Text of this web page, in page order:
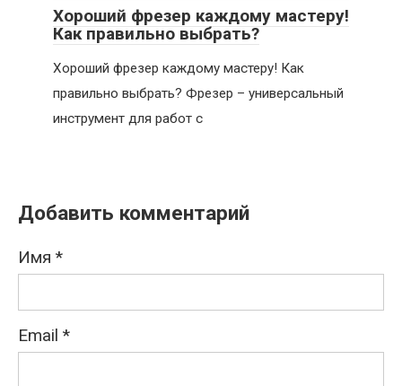
Хороший фрезер каждому мастеру!
Как правильно выбрать?
Хороший фрезер каждому мастеру! Как
правильно выбрать? Фрезер – универсальный
инструмент для работ с
Добавить комментарий
Имя *
Email *